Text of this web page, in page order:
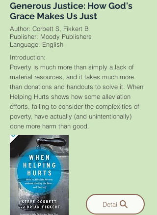
Generous Justice: How God's
Grace Makes Us Just
Author: Corbett S, Fikkert B
Publisher: Moody Publishers
​Language: English
Introduction:
Poverty is much more than simply a lack of
material resources, and it takes much more
than donations and handouts to solve it. When
Helping Hurts shows how some alleviation
efforts, failing to consider the complexities of
poverty, have actually (and unintentionally)
done more harm than good.
Detail